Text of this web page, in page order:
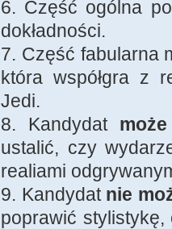
6. Część ogólna
dokładności.
7. Część fabularna
która współgra z
Jedi.
8. Kandydat może
ustalić, czy
realiami
9. Kandydat nie
poprawić